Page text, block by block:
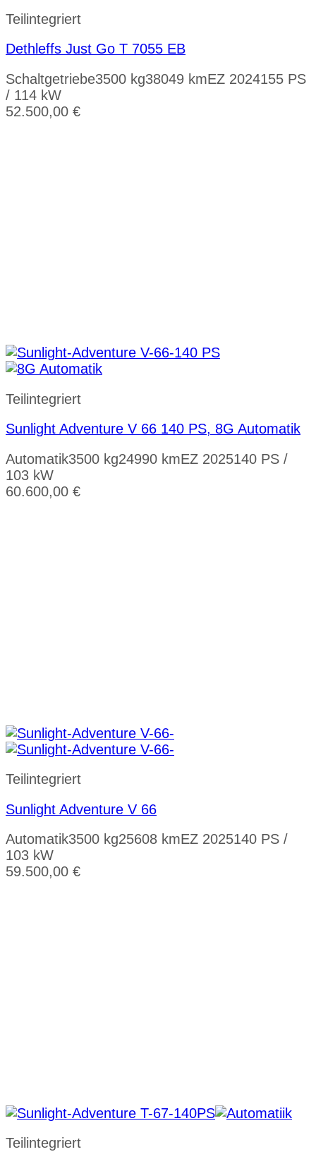
Teilintegriert
Dethleffs Just Go T 7055 EB
Schaltgetriebe3500 kg38049 kmEZ 2024155 PS
/ 114 kW
52.500,00 €
Teilintegriert
Sunlight Adventure V 66 140 PS, 8G Automatik
Automatik3500 kg24990 kmEZ 2025140 PS /
103 kW
60.600,00 €
Teilintegriert
Sunlight Adventure V 66
Automatik3500 kg25608 kmEZ 2025140 PS /
103 kW
59.500,00 €
Teilintegriert